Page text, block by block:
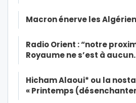
Macron énerve les
Radio Orient : “notre
Royaume ne s’est à
Hicham Alaoui* ou la
« Printemps